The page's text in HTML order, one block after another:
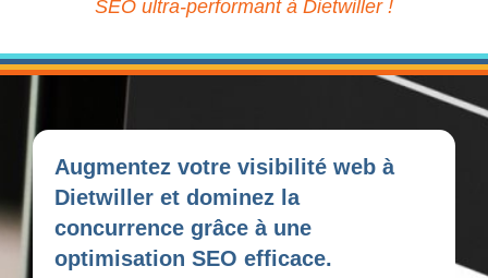
SEO ultra-performant à Dietwiller !
Augmentez votre visibilité web à
Dietwiller et dominez la
concurrence grâce à une
optimisation SEO efficace.